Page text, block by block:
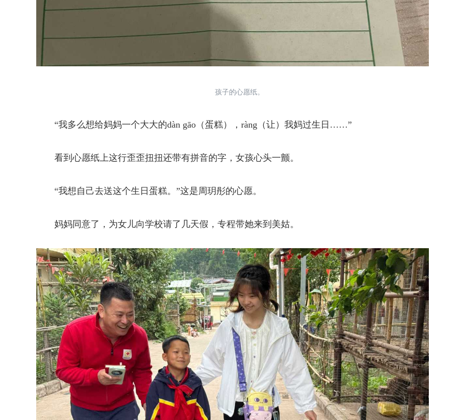
孩子的心愿纸。
“我多么想给妈妈一个大大的dàn gāo（蛋糕），ràng（让）我妈过生日……”
看到心愿纸上这行歪歪扭扭还带有拼音的字，女孩心头一颤。
“我想自己去送这个生日蛋糕。”这是周玥彤的心愿。
妈妈同意了，为女儿向学校请了几天假，专程带她来到美姑。